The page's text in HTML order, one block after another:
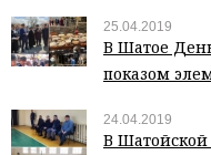
25.04.2019
В Шатое
показом
24.04.2019
В